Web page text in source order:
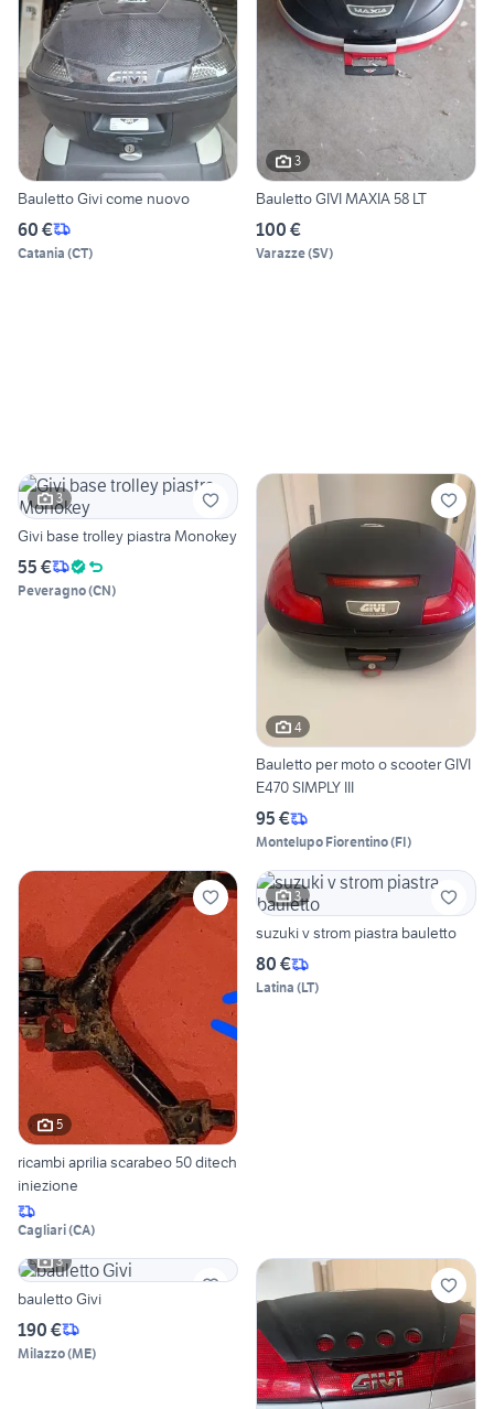
Bauletto Givi come nuovo
60 €
Catania (CT)
3
Bauletto GIVI MAXIA 58 LT
100 €
Varazze(SV)
3
Givi base trolley piastra Monokey
55 €
Peveragno(CN)
4
Bauletto per moto o scooter GIVI
E470 SIMPLY III
95 €
Montelupo Fiorentino(FI)
5
ricambi aprilia scarabeo 50 ditech
iniezione
Cagliari(CA)
3
suzuki v strom piastra bauletto
80 €
Latina (LT)
3
bauletto Givi
190 €
Milazzo(ME)